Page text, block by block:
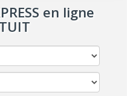
en ligne